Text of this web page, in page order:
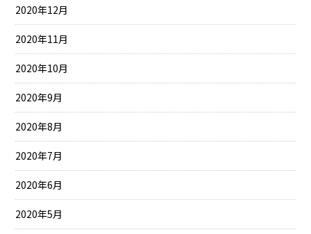
2020年12月
2020年11月
2020年10月
2020年9月
2020年8月
2020年7月
2020年6月
2020年5月